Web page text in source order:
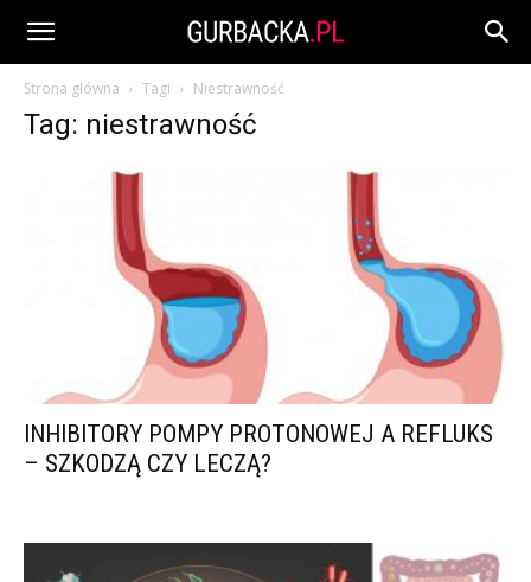
Strona główna Tagi Niestrawność
Tag: niestrawność
INHIBITORY POMPY PROTONOWEJ A REFLUKS
– SZKODZĄ CZY LECZĄ?